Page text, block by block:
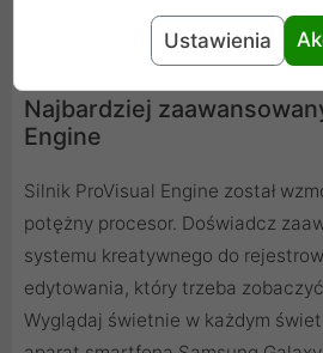
Najbardziej
Engine
Silnik ProVisual Engine został
potężny procesor. Doświadcz
systemu kreatywnego do
edytowania, który trzeba
Wyglądaj świetnie w każdym
Ustawienia